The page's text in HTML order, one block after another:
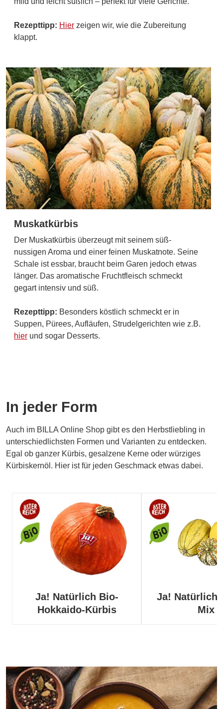
Rezepttipp: Hier zeigen wir, wie die Zubereitung
klappt.
Muskatkürbis
Der Muskatkürbis überzeugt mit seinem süß-
nussigen Aroma und einer feinen Muskatnote. Seine
Schale ist essbar, braucht beim Garen jedoch etwas
länger. Das aromatische Fruchtfleisch schmeckt
gegart intensiv und süß.
Rezepttipp: Besonders köstlich schmeckt er in
Suppen, Pürees, Aufläufen, Strudelgerichten wie z.B.
hier und sogar Desserts.
In jeder Form
Auch im BILLA Online Shop gibt es den Herbstliebling in
unterschiedlichsten Formen und Varianten zu entdecken.
Egal ob ganzer Kürbis, gesalzene Kerne oder würziges
Kürbiskernöl. Hier ist für jeden Geschmack etwas dabei.
Ja! Natürlich Bio-
Hokkaido-Kürbis
Ja! Natürlich
Mix